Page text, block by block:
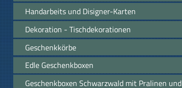
Handarbeits und Disigner-Karten
Dekoration - Tischdekorationen
Geschenkkörbe
Edle Geschenkboxen
Geschenkboxen Schwarzwald mit Pralinen und